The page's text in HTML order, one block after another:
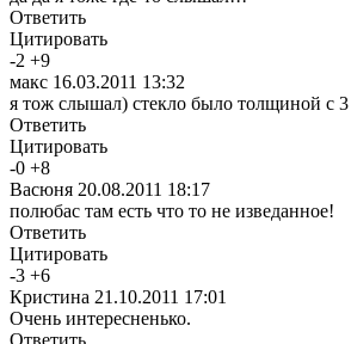
Ответить
Цитировать
-2 +9
макс 16.03.2011 13:32
я тож слышал) стекло было толщиной с
Ответить
Цитировать
-0 +8
Васюня 20.08.2011 18:17
полюбас там есть что то не изведанное!
Ответить
Цитировать
-3 +6
Кристина 21.10.2011 17:01
Очень интересненько.
Ответить